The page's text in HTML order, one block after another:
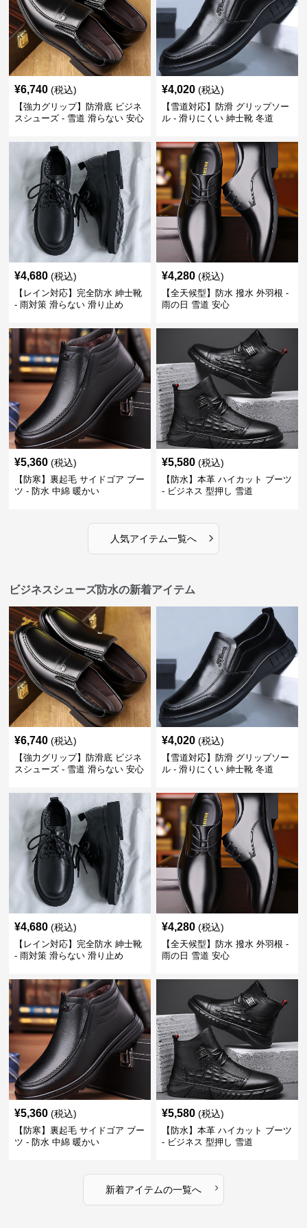
¥6,740 (税込)
【強力グリップ】防滑底 ビジネ
スシューズ - 雪道 滑らない 安心
¥4,020 (税込)
【雪道対応】防滑 グリップソー
ル - 滑りにくい 紳士靴 冬道
¥4,680 (税込)
【レイン対応】完全防水 紳士靴
- 雨対策 滑らない 滑り止め
¥4,280 (税込)
【全天候型】防水 撥水 外羽根 -
雨の日 雪道 安心
¥5,360 (税込)
【防寒】裏起毛 サイドゴア ブー
ツ - 防水 中綿 暖かい
¥5,580 (税込)
【防水】本革 ハイカット ブーツ
- ビジネス 型押し 雪道
人気アイテム一覧へ ›
ビジネスシューズ防水の新着アイテム
¥6,740 (税込)
【強力グリップ】防滑底 ビジネ
スシューズ - 雪道 滑らない 安心
¥4,020 (税込)
【雪道対応】防滑 グリップソー
ル - 滑りにくい 紳士靴 冬道
¥4,680 (税込)
【レイン対応】完全防水 紳士靴
- 雨対策 滑らない 滑り止め
¥4,280 (税込)
【全天候型】防水 撥水 外羽根 -
雨の日 雪道 安心
¥5,360 (税込)
【防寒】裏起毛 サイドゴア ブー
ツ - 防水 中綿 暖かい
¥5,580 (税込)
【防水】本革 ハイカット ブーツ
- ビジネス 型押し 雪道
新着アイテムの一覧へ ›